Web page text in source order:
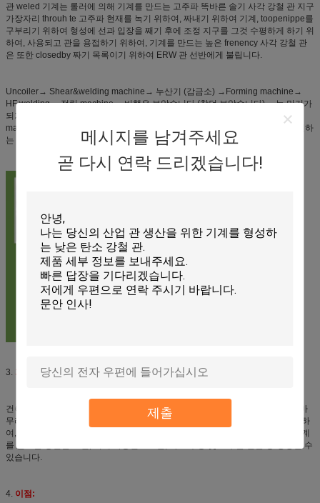
메시지를 남겨주세요
곧 다시 연락 드리겠습니다!
제출
관 weled 기계는 롤러에 의해 기계를 만드는 고주파 똑바른 솔기 사각 강철 관 지구
가장자리 throuh te 고주파 현재를 녹기 위하여, 짜내기 위하여 기계, toopenippe를
구부리기 위하여 형성에 선과 입장을 째기 후에 조정 지구를 그것 수평하게 하기 위
하여, 사용되고 관을 용접하기 위하여, 기계를 만드는 높은 frenency 사각 강철 관
은 또한 closedby 짜기 목록이기 위하여 ERW 관 선반에게 불립니다.
Uncoiler→ Shear&welding machine→ 누산기 (감금소) →Forming machine→
HF welding→ 정립 machine→ 비행은 보았습니다 (찼던 보았습니다) →는 만기가
되기 위하여 machine→hydro 테스트 machine→ 끝을
machine→Marking→Painting→weight→packing machine→UT 테스트를 직면하
는 table→straighten
3. 기계 적용을 하는 강관의 적요:
건축 관, 정밀도 관, 자동 관, 담, 열교환기, 가구 관, 압력 관 생산에서, 적당한 끝마
무리 장비와 더불어 널리 이용되는 온갖 강철 관, 단면도, 등을 또한 생성하기 위하
여, 고주파 용접공 및 롤러를 사용하여 강철 관 제조 선의 알려지는 것과 같이 기계
를 만드는 강관은 또한, 기계 가능한 API 관, 가스 수송 및 고수준 관을 등 생성할 수
있습니다.
4. 이점: